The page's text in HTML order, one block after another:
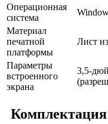
Операционная
система
Материал
печатной
платформы
Лист
Параметры
встроенного
экрана
3,5-
Комплектация